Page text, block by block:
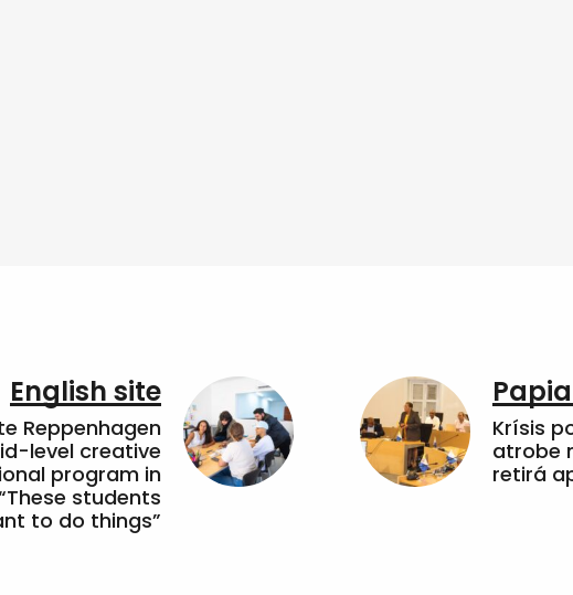
English site
Reppenhagen
level creative
program in
students
to do things”
Krísis
atrobe
retirá